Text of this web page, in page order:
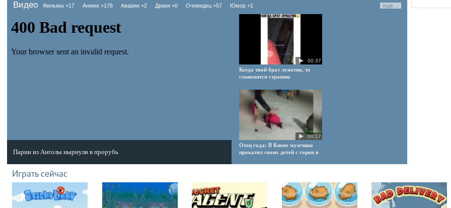
Видео Фильмы +17 Аниме +178 Аварии +2 Драки +0 Очевидец +57 Юмор +1 еще…
Парни из Анголы нырнули в прорубь
00:37
Когда твой брат лунатик, то
становится страшно
00:17
Отец года: В Киеве мужчина
прокатил своих детей с горки в
Играть сейчас